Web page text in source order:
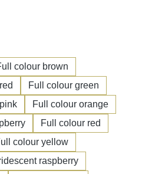
colour brown
Full colour green
Full colour orange
Full colour red
colour yellow
raspberry